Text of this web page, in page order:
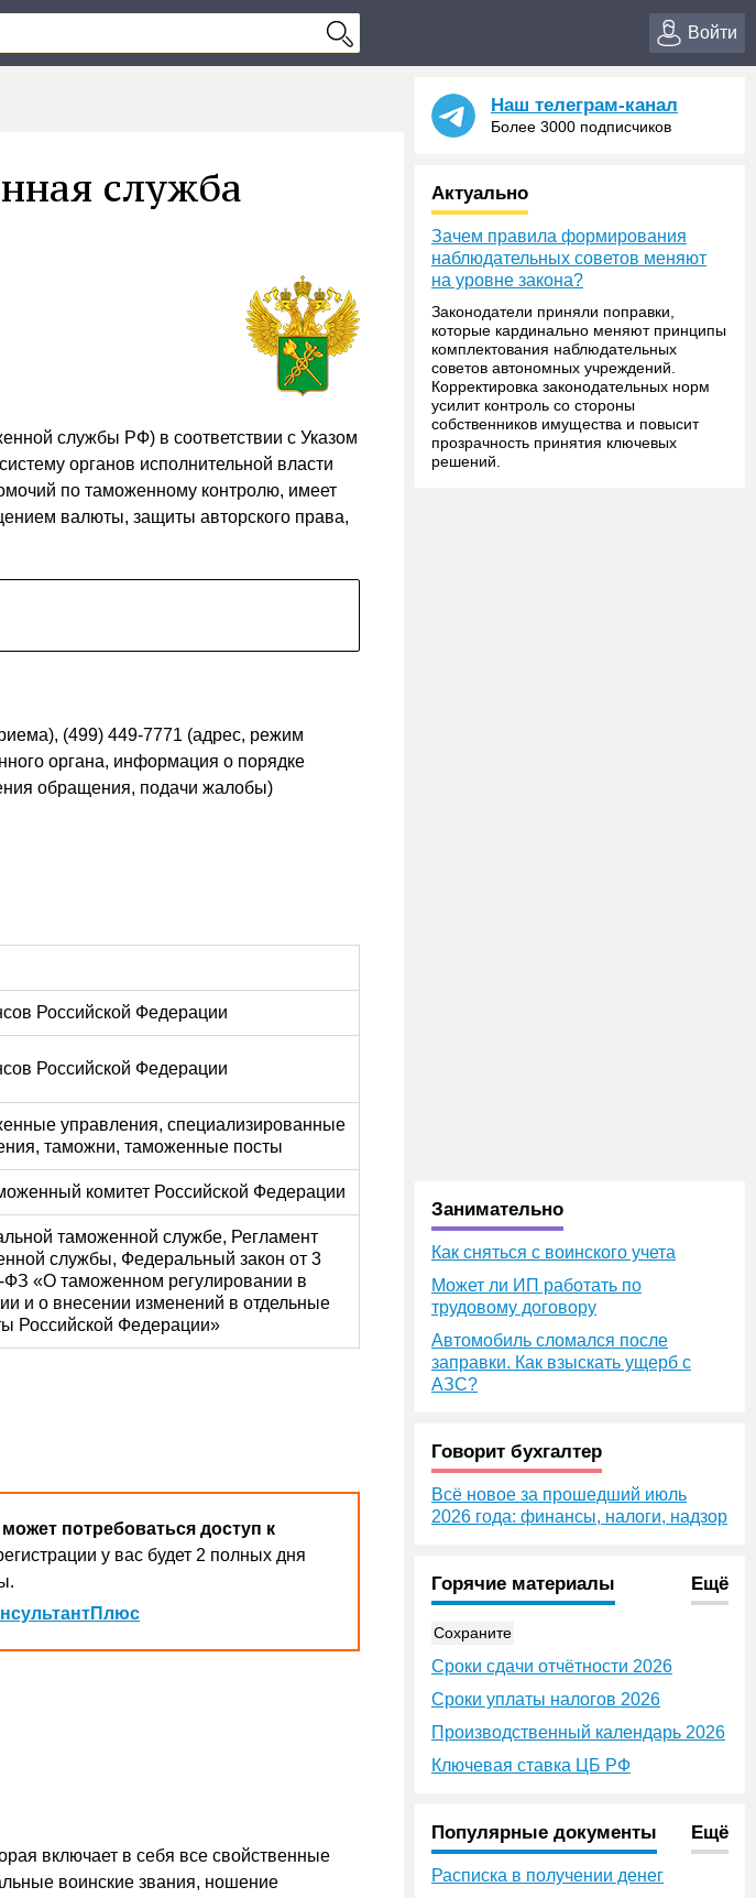
Войти
служба
службы РФ) в соответствии с Указом
органов исполнительной власти
по таможенному контролю, имеет
валюты, защиты авторского права,
(499) 449-7771 (адрес, режим
органа, информация о порядке
обращения, подачи жалобы)
Российской Федерации
Российской Федерации
управления, специализированные
таможни, таможенные посты
комитет Российской Федерации
таможенной службе, Регламент
службы, Федеральный закон от 3
ФЗ «О таможенном регулировании в
и о внесении изменений в отдельные
Российской Федерации»
потребоваться доступ к
у вас будет 2 полных дня
включает в себя все свойственные
воинские звания, ношение
Наш телеграм-канал
Более 3000 подписчиков
Актуально
Зачем правила формирования
наблюдательных советов меняют
на уровне закона?
Законодатели приняли поправки,
которые кардинально меняют принципы
комплектования наблюдательных
советов автономных учреждений.
Корректировка законодательных норм
усилит контроль со стороны
собственников имущества и повысит
прозрачность принятия ключевых
решений.
Занимательно
Как сняться с воинского учета
Может ли ИП работать по
трудовому договору
Автомобиль сломался после
заправки. Как взыскать ущерб с
АЗС?
Говорит бухгалтер
Всё новое за прошедший июль
2026 года: финансы, налоги, надзор
Горячие материалы Ещё
Сохраните
Сроки сдачи отчётности 2026
Сроки уплаты налогов 2026
Производственный календарь 2026
Ключевая ставка ЦБ РФ
Популярные документы Ещё
Расписка в получении денег